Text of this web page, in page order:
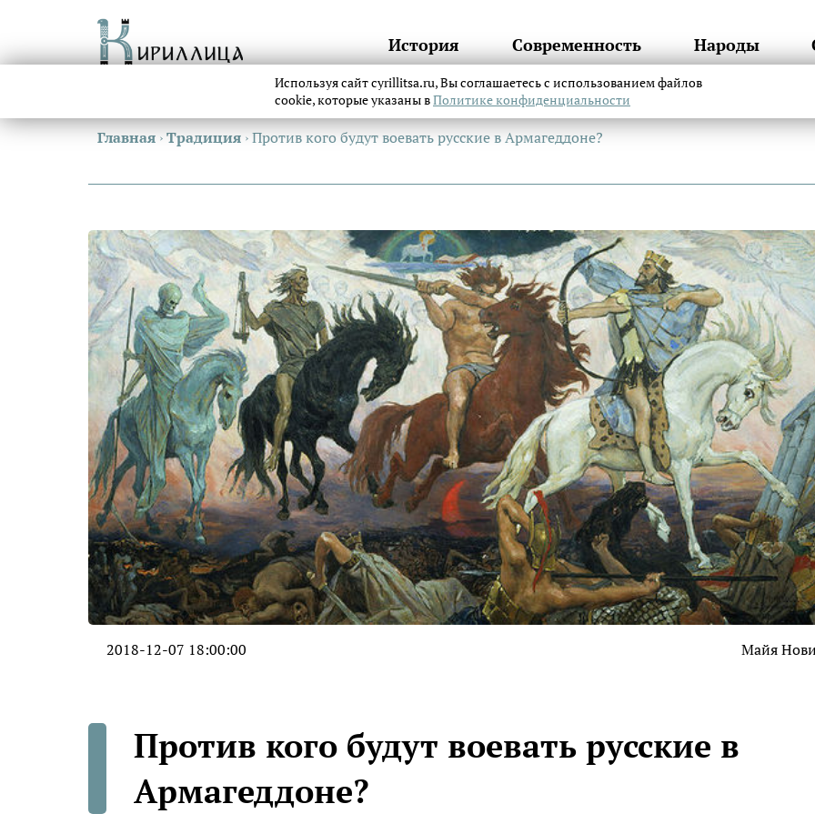
История Современность Народы
Главная ›Традиция ›Против кого будут воевать русские в Армагеддоне?
2018-12-07 18:00:00 Майя
Против кого будут воевать русские в
Армагеддоне?
Используя сайт cyrillitsa.ru, Вы соглашаетесь с использованием файлов
cookie, которые указаны вПолитике конфиденциальности